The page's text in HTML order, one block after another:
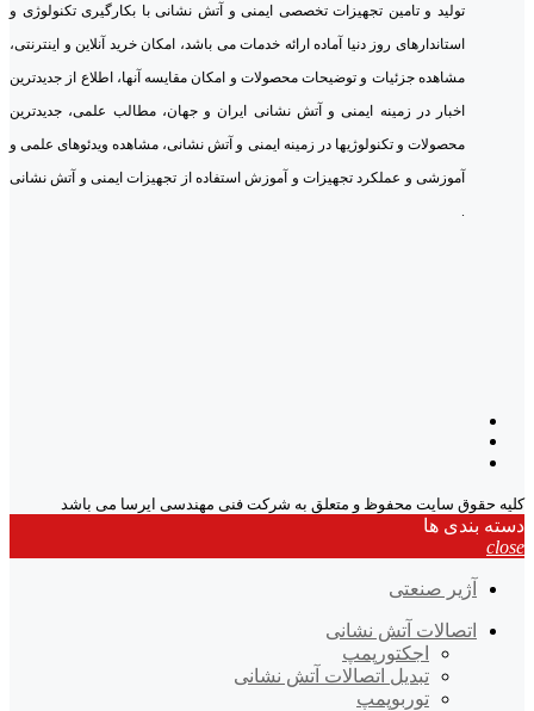
تولید و تامین تجهیزات تخصصی ایمنی و آتش نشانی با بکارگیری تکنولوژی و
استاندارهای روز دنیا آماده ارائه خدمات می باشد، امکان خرید آنلاین و اینترنتی،
مشاهده جزئیات و توضیحات محصولات و امکان مقایسه آنها، اطلاع از جدیدترین
اخبار در زمینه ایمنی و آتش نشانی ایران و جهان، مطالب علمی، جدیدترین
محصولات و تکنولوژیها در زمینه ایمنی و آتش نشانی، مشاهده ویدئوهای علمی و
آموزشی و عملکرد تجهیزات و آموزش استفاده از تجهیزات ایمنی و آتش نشانی
.
کلیه حقوق سایت محفوظ و متعلق به شرکت فنی مهندسی ایرسا می باشد
دسته بندی ها
close
آژیر صنعتی
اتصالات آتش نشانی
اجکتورپمپ
تبدیل اتصالات آتش نشانی
توربوپمپ